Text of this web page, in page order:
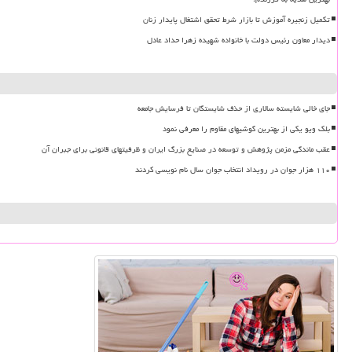
تکمیل زنجیره آموزش تا بازار شرط تحقق اشتغال پایدار زنان
دیدار معاون رئیس دولت با خانواده شهیده زهرا حداد عادل
جای خالی شایسته سالاری از حذف شایستگان تا فرسایش جامعه
بلک ویو یکی از بهترین گوشیهای مقاوم را معرفی نمود
عقب ماندگی مزمن پژوهش و توسعه در صنایع بزرگ ایران و ظرفیتهای قانونی برای جبران آن
۱۱۰ هزار جوان در رویداد انتخاب جوان سال نام نویسی کردند